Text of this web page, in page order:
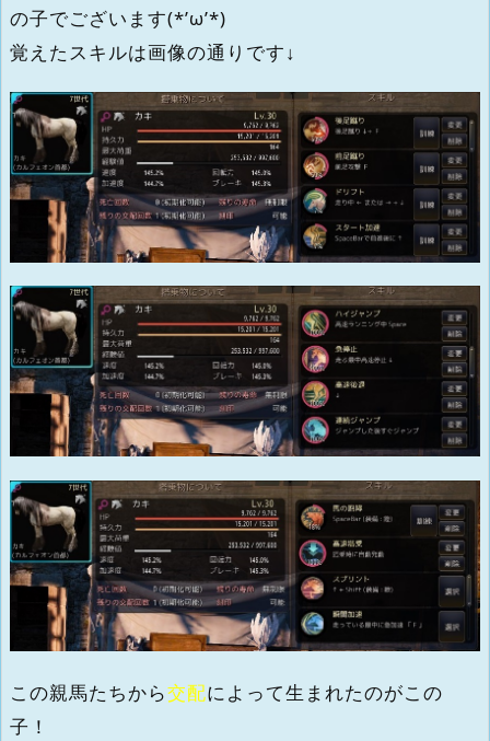
の子でございます(*’ω’*)
覚えたスキルは画像の通りです↓
この親馬たちから交配によって生まれたのがこの
子！